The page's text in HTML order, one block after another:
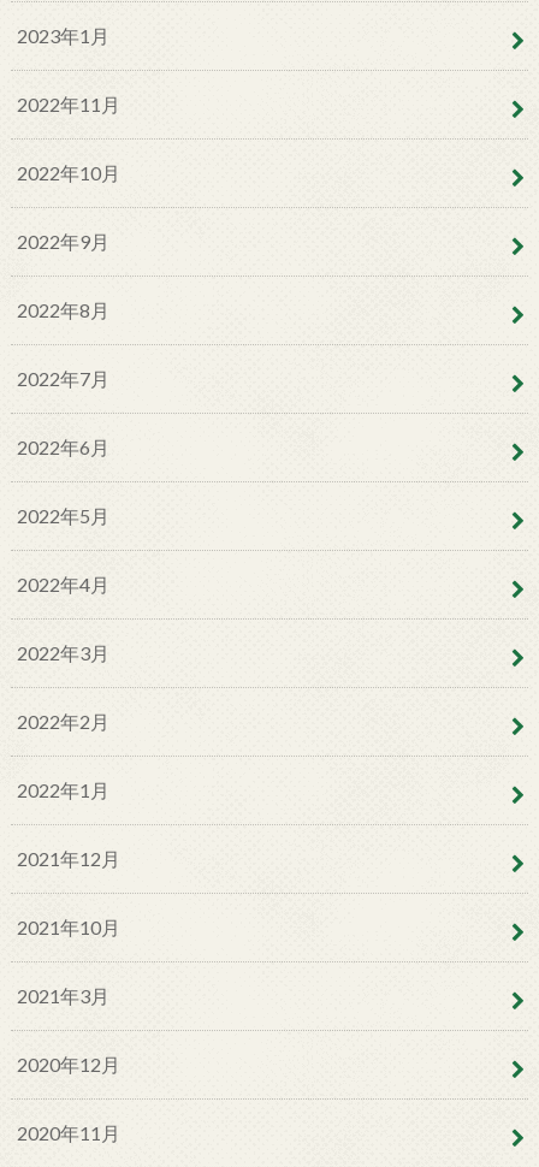
2023年1月
2022年11月
2022年10月
2022年9月
2022年8月
2022年7月
2022年6月
2022年5月
2022年4月
2022年3月
2022年2月
2022年1月
2021年12月
2021年10月
2021年3月
2020年12月
2020年11月